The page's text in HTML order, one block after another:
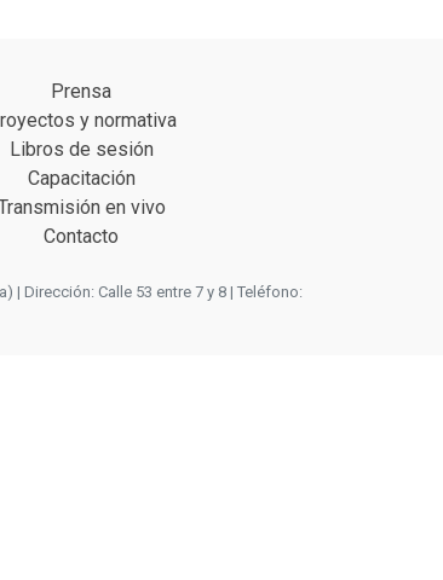
Prensa
y normativa
Libros de sesión
Capacitación
en vivo
Contacto
Dirección: Calle 53 entre 7 y 8 | Teléfono: